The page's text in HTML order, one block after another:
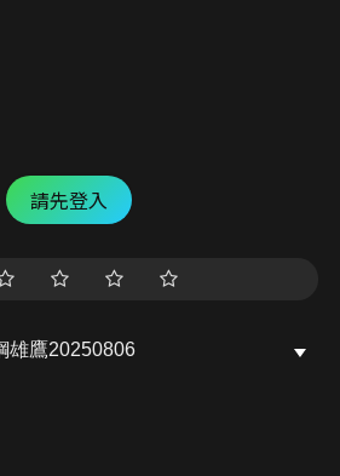
請先登入
雄鷹20250806